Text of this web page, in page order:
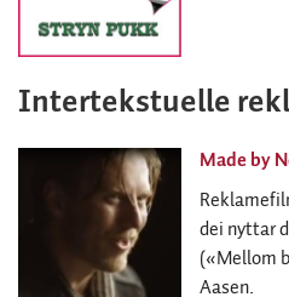
Intertekstuelle
Made by
dei nyttar
(«Mellom
Aasen.